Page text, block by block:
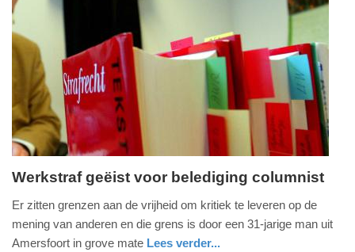
Update:
09-
08-
2025
11:18
augustus
Werkstraf geëist voor belediging columnist
Er zitten grenzen aan de vrijheid om kritiek te leveren op de
mening van anderen en die grens is door een 31-jarige man uit
Amersfoort in grove mate Lees verder...